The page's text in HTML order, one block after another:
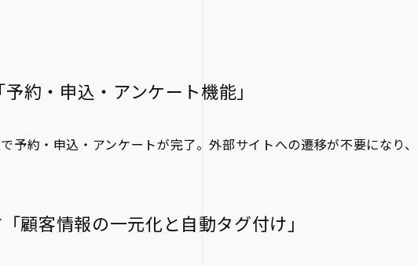
約・申込・アンケート機能」
予約・申込・アンケートが完了。外部サイトへの遷移が不要になり、
顧客情報の一元化と自動タグ付け」